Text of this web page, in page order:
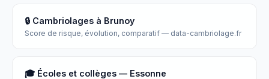
🔒 Cambriolages à Brunoy
Score de risque, évolution, comparatif — data-cambriolage.fr
🎓 Écoles et collèges — Essonne